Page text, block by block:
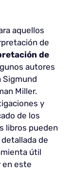
aquellos
de
de
autores
Sigmund
Miller.
y
de los
libros pueden
de
útil
en este